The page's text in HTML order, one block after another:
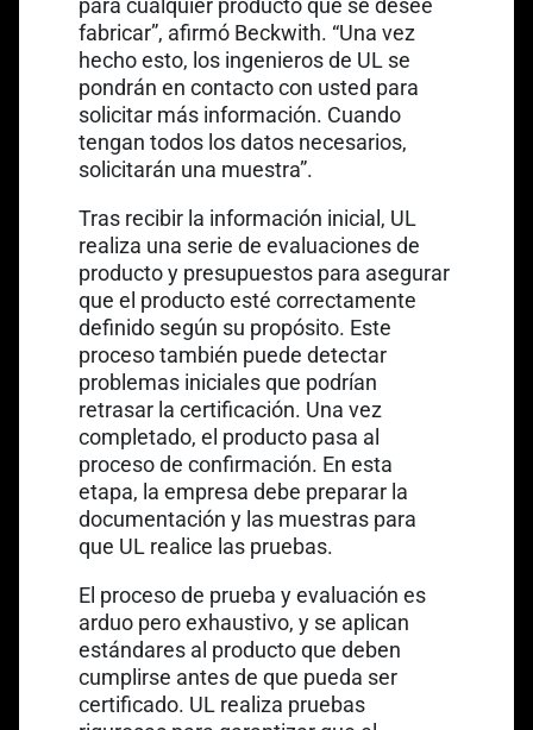
para cualquier producto que se desee
fabricar”, afirmó Beckwith. “Una vez
hecho esto, los ingenieros de UL se
pondrán en contacto con usted para
solicitar más información. Cuando
tengan todos los datos necesarios,
solicitarán una muestra”.
Tras recibir la información inicial, UL
realiza una serie de evaluaciones de
producto y presupuestos para asegurar
que el producto esté correctamente
definido según su propósito. Este
proceso también puede detectar
problemas iniciales que podrían
retrasar la certificación. Una vez
completado, el producto pasa al
proceso de confirmación. En esta
etapa, la empresa debe preparar la
documentación y las muestras para
que UL realice las pruebas.
El proceso de prueba y evaluación es
arduo pero exhaustivo, y se aplican
estándares al producto que deben
cumplirse antes de que pueda ser
certificado. UL realiza pruebas